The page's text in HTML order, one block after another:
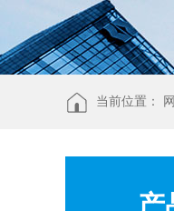
当前位置：